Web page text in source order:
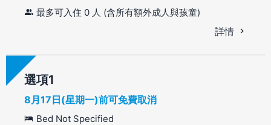
最多可入住 0 人 (含所有額外成人與孩童)
詳情
選項
8月17日(星期一)前可免費取消
Bed Not Specified